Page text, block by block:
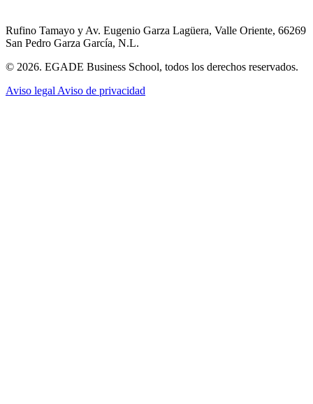
Rufino Tamayo y Av. Eugenio Garza Lagüera, Valle Oriente, 66269
San Pedro Garza García, N.L.
© 2026. EGADE Business School, todos los derechos reservados.
Aviso legal Aviso de privacidad